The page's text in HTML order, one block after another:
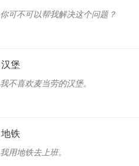
你可不可以帮我解决这个问题？
汉堡
我不喜欢麦当劳的汉堡。
地铁
我用地铁去上班。